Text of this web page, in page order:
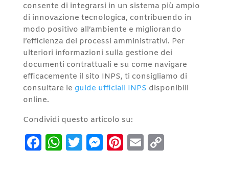
consente di integrarsi in un sistema più ampio
di innovazione tecnologica, contribuendo in
modo positivo all’ambiente e migliorando
l’efficienza dei processi amministrativi. Per
ulteriori informazioni sulla gestione dei
documenti contrattuali e su come navigare
efficacemente il sito INPS, ti consigliamo di
consultare le guide ufficiali INPS disponibili
online.
Condividi questo articolo su:
Facebook
WhatsApp
Twitter
Messenger
Pinterest
EmailCopy